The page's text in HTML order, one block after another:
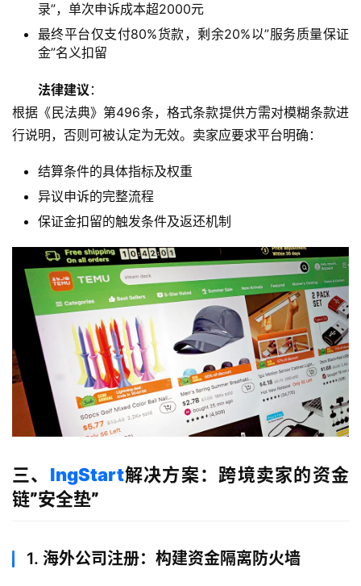
资
海
外
海
外
银
行
全
球
支
案
全
登录 注册
录”，单次申诉成本超2000元
最终平台仅支付80%货款，剩余20%以”服务质量保证
金”名义扣留
法律建议 ：
根据《民法典》第496条，格式条款提供方需对模糊条款进
行说明，否则可被认定为无效。卖家应要求平台明确：
结算条件的具体指标及权重
异议申诉的完整流程
保证金扣留的触发条件及返还机制
三、 lngStart解决方案：跨境卖家的资金
链”安全垫”
1. 海外公司注册：构建资金隔离防火墙